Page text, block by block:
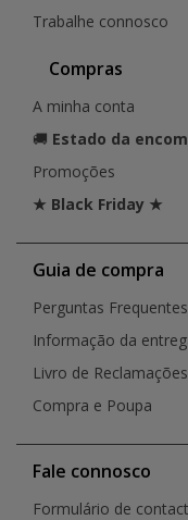
Trabalhe connosco
Compras
A minha conta
🚚 Estado da
Promoções
★ Black Friday ★
Guia de compra
Perguntas Frequentes
Informação da
Livro de
Compra e Poupa
Fale connosco
Formulário de